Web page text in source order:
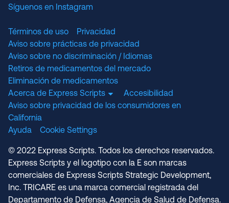
Síguenos en Instagram
Términos de uso
Privacidad
Aviso sobre prácticas de privacidad
Aviso sobre no discriminación / Idiomas
Retiros de medicamentos del mercado
Eliminación de medicamentos
Acerca de Express Scripts
Accesibilidad
Aviso sobre privacidad de los consumidores en
California
Ayuda
Cookie Settings
© 2022 Express Scripts. Todos los derechos reservados.
Express Scripts y el logotipo con la E son marcas
comerciales de Express Scripts Strategic Development,
Inc. TRICARE es una marca comercial registrada del
Departamento de Defensa, Agencia de Salud de Defensa.